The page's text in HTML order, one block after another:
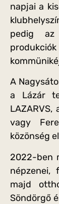
napjai a
pedig az
A
a Lázár
vagy
közönség
2022-ben
népzenei,
majd
Söndörgő